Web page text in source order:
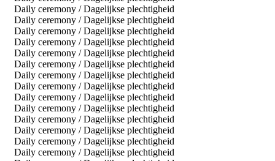
Daily ceremony / Dagelijkse plechtigheid
Daily ceremony / Dagelijkse plechtigheid
Daily ceremony / Dagelijkse plechtigheid
Daily ceremony / Dagelijkse plechtigheid
Daily ceremony / Dagelijkse plechtigheid
Daily ceremony / Dagelijkse plechtigheid
Daily ceremony / Dagelijkse plechtigheid
Daily ceremony / Dagelijkse plechtigheid
Daily ceremony / Dagelijkse plechtigheid
Daily ceremony / Dagelijkse plechtigheid
Daily ceremony / Dagelijkse plechtigheid
Daily ceremony / Dagelijkse plechtigheid
Daily ceremony / Dagelijkse plechtigheid
Daily ceremony / Dagelijkse plechtigheid